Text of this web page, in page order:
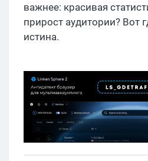
важнее: красивая
прирост аудитории? Вот
истина.